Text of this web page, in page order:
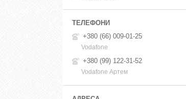
+380 (66) 009-01-25
Vodafone
+380 (99) 122-31-52
Vodafone Артем